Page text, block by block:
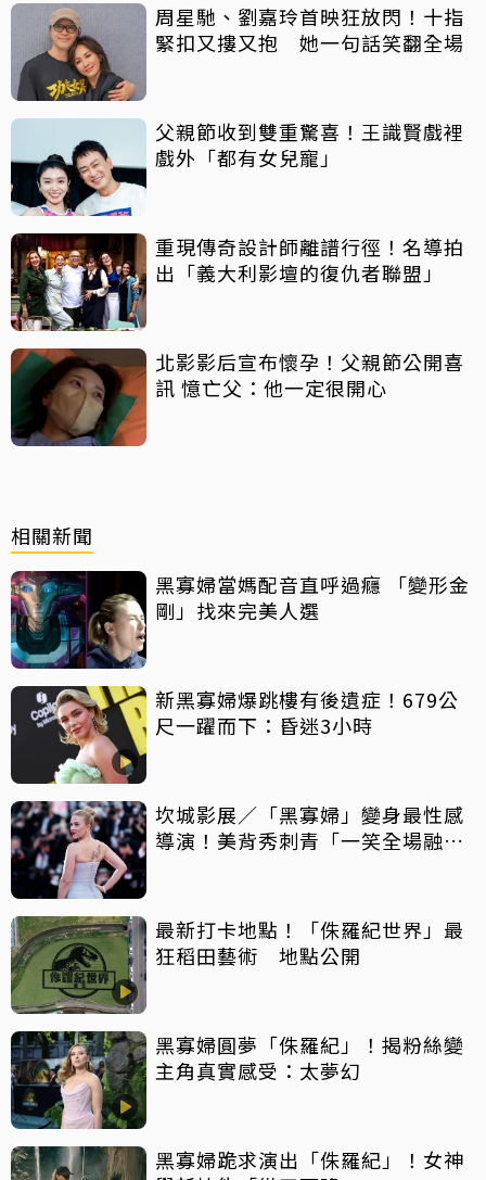
周星馳、劉嘉玲首映狂放閃！十指
緊扣又摟又抱 她一句話笑翻全場
父親節收到雙重驚喜！王識賢戲裡
戲外「都有女兒寵」
重現傳奇設計師離譜行徑！名導拍
出「義大利影壇的復仇者聯盟」
北影影后宣布懷孕！父親節公開喜
訊 憶亡父：他一定很開心
相關新聞
黑寡婦當媽配音直呼過癮 「變形金
剛」找來完美人選
新黑寡婦爆跳樓有後遺症！679公
尺一躍而下：昏迷3小時
坎城影展／「黑寡婦」變身最性感
導演！美背秀刺青「一笑全場融
最新打卡地點！「侏羅紀世界」最
狂稻田藝術 地點公開
黑寡婦圓夢「侏羅紀」！揭粉絲變
主角真實感受：太夢幻
黑寡婦跪求演出「侏羅紀」！女神